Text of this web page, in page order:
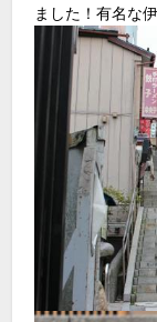
ました！有名な